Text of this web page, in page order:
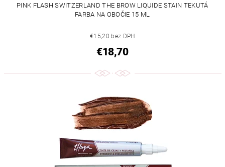
PINK FLASH SWITZERLAND THE BROW LIQUIDE STAIN TEKUTÁ
FARBA NA OBOČIE 15 ML
€15,20 bez DPH
€18,70